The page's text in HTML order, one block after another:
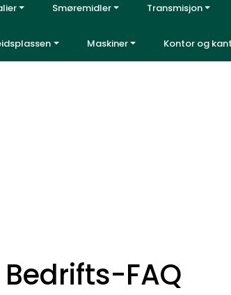
Hei, velkommen inn!
FAQ
Smøremidler Transmisjon
Maskiner Kontor og
FAQ